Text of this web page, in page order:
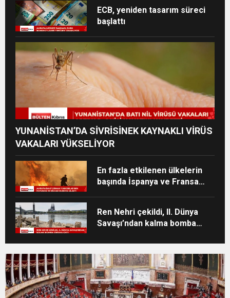
ECB, yeniden tasarım süreci
başlattı
YUNANİSTAN’DA SİVRİSİNEK KAYNAKLI VİRÜS
VAKALARI YÜKSELİYOR
En fazla etkilenen ülkelerin
başında İspanya ve Fransa
Ren Nehri çekildi, II. Dünya
Savaşı’ndan kalma bomba